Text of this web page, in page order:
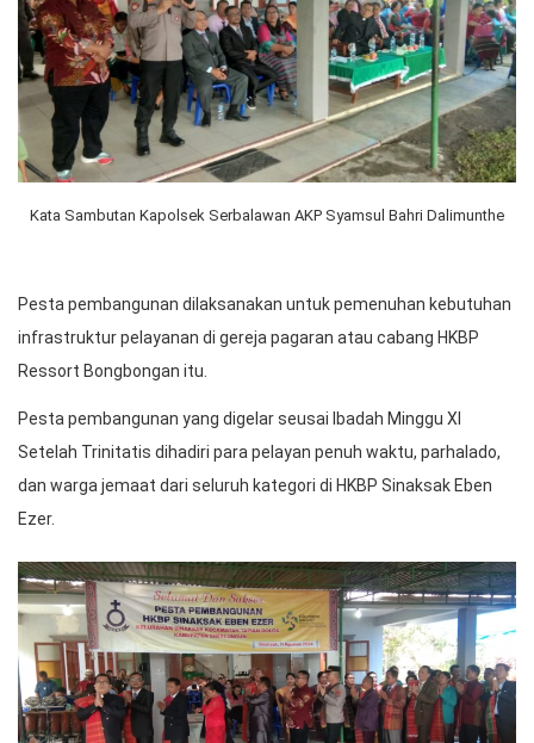
Kata Sambutan Kapolsek Serbalawan AKP Syamsul Bahri Dalimunthe
Pesta pembangunan dilaksanakan untuk pemenuhan kebutuhan
infrastruktur pelayanan di gereja pagaran atau cabang HKBP
Ressort Bongbongan itu.
Pesta pembangunan yang digelar seusai Ibadah Minggu XI
Setelah Trinitatis dihadiri para pelayan penuh waktu, parhalado,
dan warga jemaat dari seluruh kategori di HKBP Sinaksak Eben
Ezer.